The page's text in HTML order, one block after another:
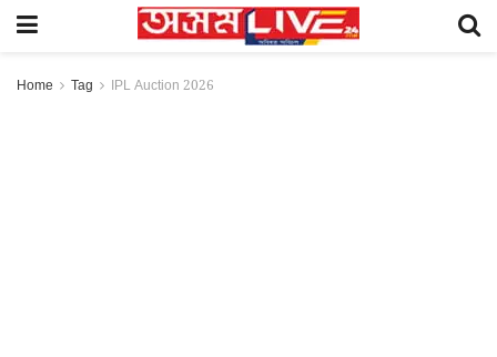
Home Tag IPL Auction 2026